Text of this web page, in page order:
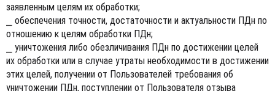
заявленным целям их обработки;
⎯ обеспечения точности, достаточности и актуальности ПДн по
отношению к целям обработки ПДн;
⎯ уничтожения либо обезличивания ПДн по достижении целей
их обработки или в случае утраты необходимости в достижении
этих целей, получении от Пользователей требования об
уничтожении ПДн, поступлении от Пользователя отзыва